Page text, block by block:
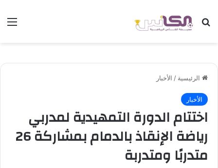
بحث عن
الرئيسية / الأخبار
الأخبار
اختتام الدورة التمهيدية لمدربي
رياضة الإنقاذ بالدمام بمشاركة 26
متدربًا ومتدربة